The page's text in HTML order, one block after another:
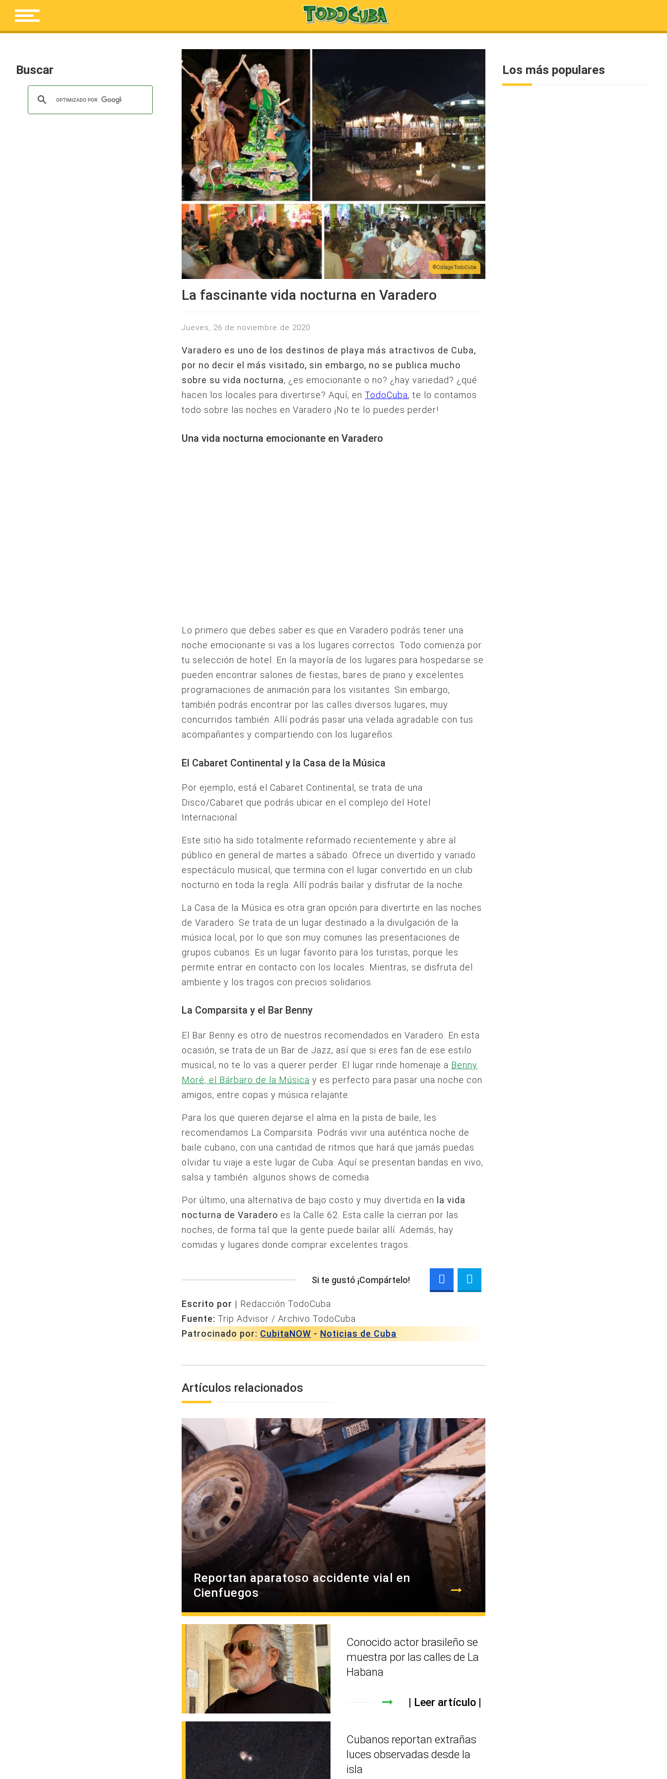
Buscar
Collage TodoCuba
La fascinante vida nocturna en Varadero
jueves, 26 de noviembre de 2020
Varadero es uno de los destinos de playa más atractivos de Cuba,
por no decir el más visitado, sin embargo, no se publica mucho
sobre su vida nocturna, ¿es emocionante o no? ¿hay variedad? ¿qué
hacen los locales para divertirse? Aquí, en TodoCuba, te lo contamos
todo sobre las noches en Varadero ¡No te lo puedes perder!
Una vida nocturna emocionante en Varadero
Lo primero que debes saber es que en Varadero podrás tener una
noche emocionante si vas a los lugares correctos. Todo comienza por
tu selección de hotel. En la mayoría de los lugares para hospedarse se
pueden encontrar salones de fiestas, bares de piano y excelentes
programaciones de animación para los visitantes. Sin embargo,
también podrás encontrar por las calles diversos lugares, muy
concurridos también. Allí podrás pasar una velada agradable con tus
acompañantes y compartiendo con los lugareños.
El Cabaret Continental y la Casa de la Música
Por ejemplo, está el Cabaret Continental, se trata de una
Disco/Cabaret que podrás ubicar en el complejo del Hotel
Internacional.
Este sitio ha sido totalmente reformado recientemente y abre al
público en general de martes a sábado. Ofrece un divertido y variado
espectáculo musical, que termina con el lugar convertido en un club
nocturno en toda la regla. Allí podrás bailar y disfrutar de la noche.
La Casa de la Música es otra gran opción para divertirte en las noches
de Varadero. Se trata de un lugar destinado a la divulgación de la
música local, por lo que son muy comunes las presentaciones de
grupos cubanos. Es un lugar favorito para los turistas, porque les
permite entrar en contacto con los locales. Mientras, se disfruta del
ambiente y los tragos con precios solidarios.
La Comparsita y el Bar Benny
El Bar Benny es otro de nuestros recomendados en Varadero. En esta
ocasión, se trata de un Bar de Jazz, así que si eres fan de ese estilo
musical, no te lo vas a querer perder. El lugar rinde homenaje a Benny
Moré, el Bárbaro de la Música y es perfecto para pasar una noche con
amigos, entre copas y música relajante.
Para los que quieren dejarse el alma en la pista de baile, les
recomendamos La Comparsita. Podrás vivir una auténtica noche de
baile cubano, con una cantidad de ritmos que hará que jamás puedas
olvidar tu viaje a este lugar de Cuba. Aquí se presentan bandas en vivo,
salsa y también algunos shows de comedia.
Por último, una alternativa de bajo costo y muy divertida en la vida
nocturna de Varadero es la Calle 62. Esta calle la cierran por las
noches, de forma tal que la gente puede bailar allí. Además, hay
comidas y lugares donde comprar excelentes tragos.
Si te gustó ¡Compártelo!
Escrito por | Redacción TodoCuba
Fuente: Trip Advisor / Archivo TodoCuba
Patrocinado por: CubitaNOW - Noticias de Cuba
Artículos relacionados
Reportan aparatoso accidente vial en
Cienfuegos
Conocido actor brasileño se
muestra por las calles de La
Habana
Leer artículo
Cubanos reportan extrañas
luces observadas desde la
isla
Los más populares